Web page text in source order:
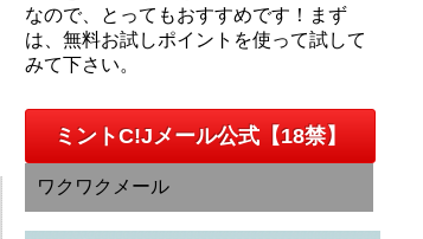
なので、とってもおすすめです！まず
は、無料お試しポイントを使って試して
みて下さい。
ミントC!Jメール公式【18禁】
ワクワクメール